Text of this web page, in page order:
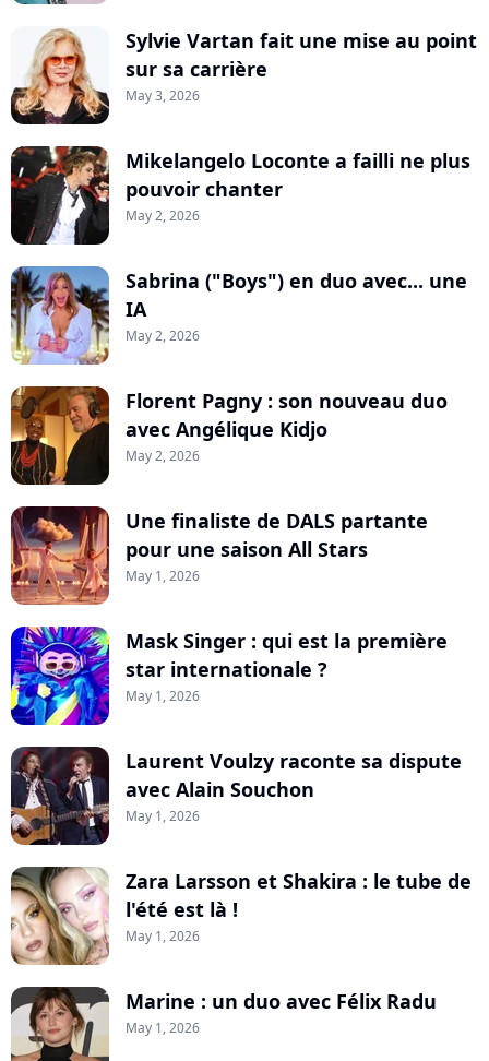
Sylvie Vartan fait une mise au point
sur sa carrière
May 3, 2026
Mikelangelo Loconte a failli ne plus
pouvoir chanter
May 2, 2026
Sabrina ("Boys") en duo avec... une
IA
May 2, 2026
Florent Pagny : son nouveau duo
avec Angélique Kidjo
May 2, 2026
Une finaliste de DALS partante
pour une saison All Stars
May 1, 2026
Mask Singer : qui est la première
star internationale ?
May 1, 2026
Laurent Voulzy raconte sa dispute
avec Alain Souchon
May 1, 2026
Zara Larsson et Shakira : le tube de
l'été est là !
May 1, 2026
Marine : un duo avec Félix Radu
May 1, 2026